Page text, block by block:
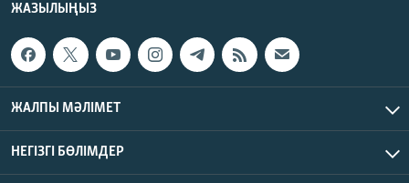
ЖАЗЫЛЫҢЫЗ
ЖАЛПЫ МӘЛІМЕТ
НЕГІЗГІ БӨЛІМДЕР